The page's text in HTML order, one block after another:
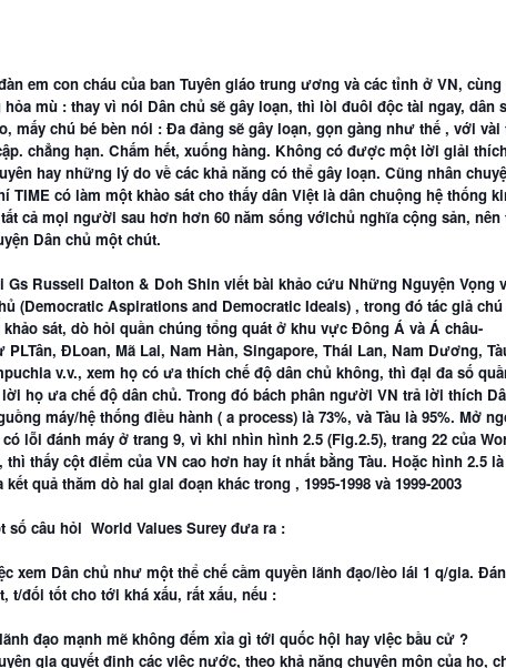
em con cháu của ban Tuyên giáo trung ương và các tỉnh ở VN,
mù : thay vì nói Dân chủ sẽ gây loạn, thì lòi đuôi độc tài ngay, dân
mấy chú bé bèn nói : Đa đảng sẽ gây loạn, gọn gàng như thế , với vài
chẳng hạn. Chấm hết, xuống hàng. Không có được một lời giải
hay những lý do về các khả năng có thể gây loạn. Cũng nhân
TIME có làm một khào sát cho thấy dân Việt là dân chuộng hệ thống
cả mọi người sau hơn hơn 60 năm sống vớichủ nghĩa cộng sản, nên
Dân chủ một chút.
Gs Russell Dalton & Doh Shin viết bài khảo cứu Những Nguyện Vọng
(Democratic Aspirations and Democratic Ideals) , trong đó tác giả chú
sát, dò hỏi quần chúng tổng quát ở khu vực Đông Á và Á châu-
ĐLoan, Mã Lai, Nam Hàn, Singapore, Thái Lan, Nam Dương,
v.v., xem họ có ưa thích chế độ dân chủ không, thì đại đa số
họ ưa chế độ dân chủ. Trong đó bách phân người VN trả lời thích
máy/hệ thống điều hành ( a process) là 73%, và Tàu là 95%. Mở
lỗi đánh máy ở trang 9, vì khi nhìn hình 2.5 (Fig.2.5), trang 22 của
thì thấy cột điểm của VN cao hơn hay ít nhất bằng Tàu. Hoặc hình 2.5 là
quả thăm dò hai giai đoạn khác trong , 1995-1998 và 1999-2003
số câu hỏi World Values Surey đưa ra :
xem Dân chủ như một thể chế cầm quyền lãnh đạo/lèo lái 1 q/gia.
t/đối tốt cho tới khá xấu, rất xấu, nếu :
đạo mạnh mẽ không đếm xỉa gì tới quốc hội hay việc bầu cử ?
gia quyết định các việc nước, theo khả năng chuyên môn của họ,